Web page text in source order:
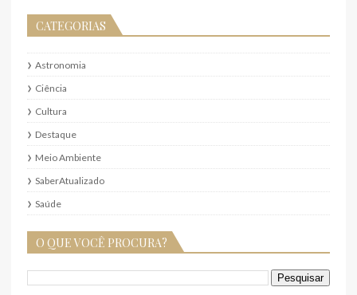
CATEGORIAS
Astronomia
Ciência
Cultura
Destaque
Meio Ambiente
SaberAtualizado
Saúde
O QUE VOCÊ PROCURA?